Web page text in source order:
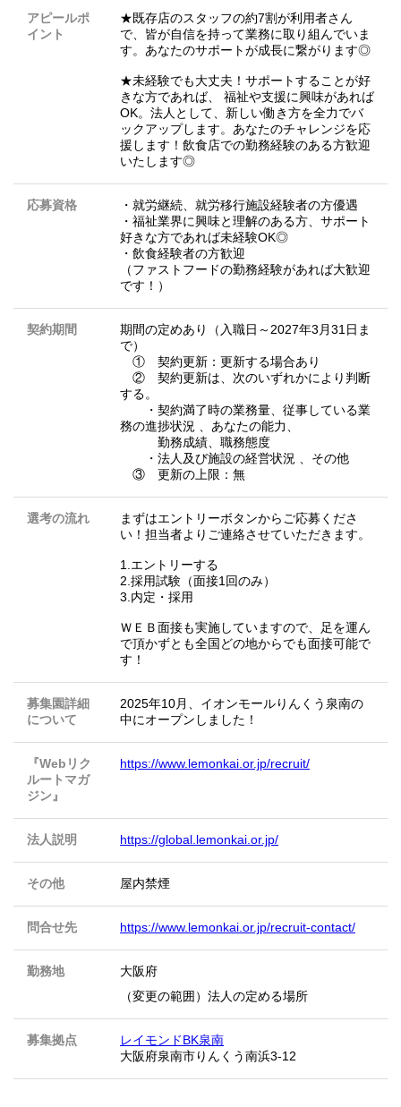
アピールポ
イント
★既存店のスタッフの約7割が利用者さん
で、皆が自信を持って業務に取り組んでいま
す。あなたのサポートが成長に繋がります◎
★未経験でも大丈夫！サポートすることが好
きな方であれば、 福祉や支援に興味があれば
OK。法人として、新しい働き方を全力でバ
ックアップします。あなたのチャレンジを応
援します！飲食店での勤務経験のある方歓迎
いたします◎
応募資格
・就労継続、就労移行施設経験者の方優遇
・福祉業界に興味と理解のある方、サポート
好きな方であれば未経験OK◎
・飲食経験者の方歓迎
（ファストフードの勤務経験があれば大歓迎
です！）
契約期間
期間の定めあり（入職日～2027年3月31日ま
で）
① 契約更新：更新する場合あり
② 契約更新は、次のいずれかにより判断
する。
・契約満了時の業務量、従事している業
務の進捗状況 、あなたの能力、
勤務成績、職務態度
・法人及び施設の経営状況 、その他
③ 更新の上限：無
選考の流れ
まずはエントリーボタンからご応募くださ
い！担当者よりご連絡させていただきます。
1.エントリーする
2.採用試験（面接1回のみ）
3.内定・採用
ＷＥＢ面接も実施していますので、足を運ん
で頂かずとも全国どの地からでも面接可能で
す！
募集園詳細
について
2025年10月、イオンモールりんくう泉南の
中にオープンしました！
『Webリク
ルートマガ
ジン』
https://www.lemonkai.or.jp/recruit/
法人説明 https://global.lemonkai.or.jp/
その他 屋内禁煙
問合せ先 https://www.lemonkai.or.jp/recruit-contact/
勤務地
大阪府
（変更の範囲）法人の定める場所
募集拠点
レイモンドBK泉南
大阪府泉南市りんくう南浜3-12